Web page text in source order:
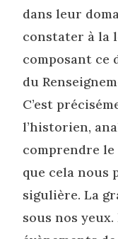
dans leur
constater à la
composant ce
du
C’est
l’historien,
comprendre
que cela nous
sigulière. La
sous nos